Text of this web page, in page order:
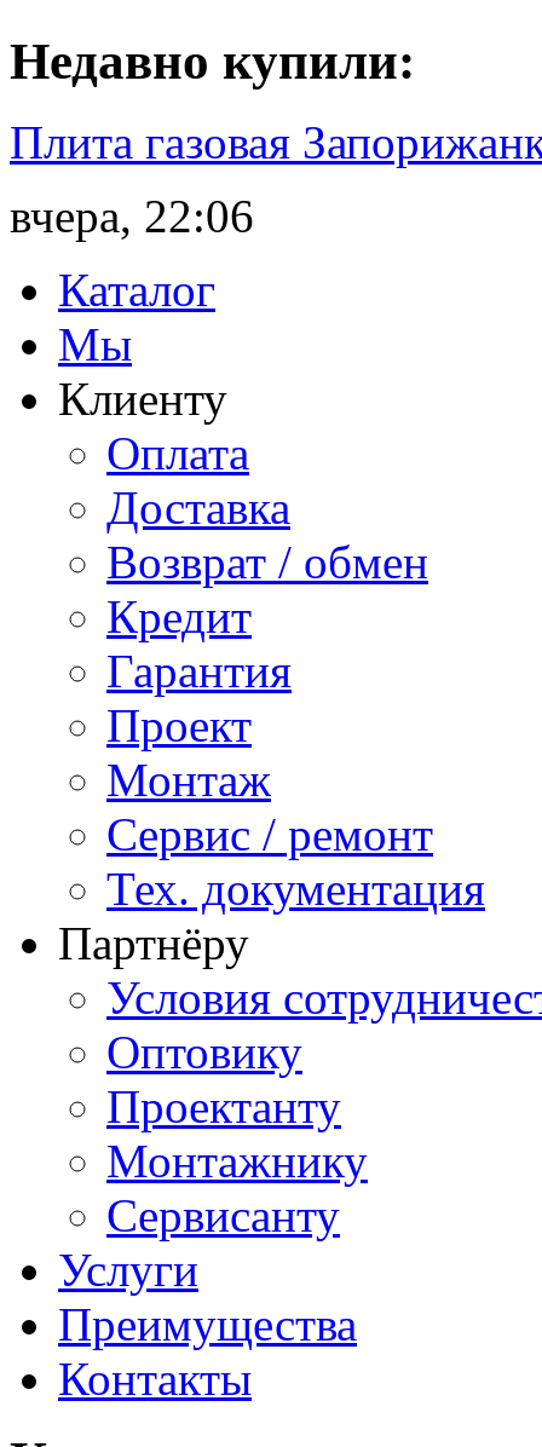
Недавно купили:
Плита газовая
вчера, 22:06
Каталог
Мы
Клиенту
Оплата
Доставка
Возврат / обмен
Кредит
Гарантия
Проект
Монтаж
Сервис / ремонт
Тех. документация
Партнёру
Условия
Оптовику
Проектанту
Монтажнику
Сервисанту
Услуги
Преимущества
Контакты